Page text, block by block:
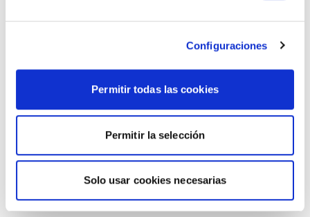
Configuraciones
Permitir todas las cookies
Permitir la selección
Solo usar cookies necesarias